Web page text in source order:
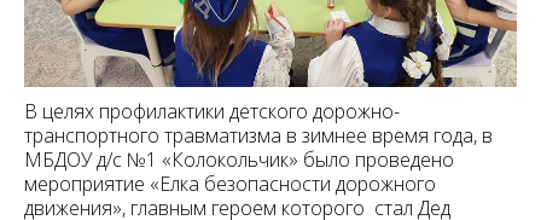
В целях профилактики детского дорожно-
транспортного травматизма в зимнее время года, в
МБДОУ д/с №1 «Колокольчик» было проведено
мероприятие «Елка безопасности дорожного
движения», главным героем которого стал Дед